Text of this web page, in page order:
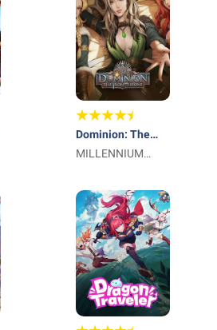
Dominion: The
Iron Throne
MILLENNIUM